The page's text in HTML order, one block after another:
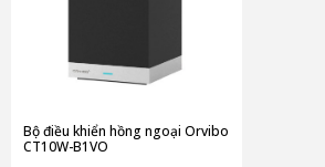
Bộ điều khiển hồng ngoại Orvibo
CT10W-B1VO